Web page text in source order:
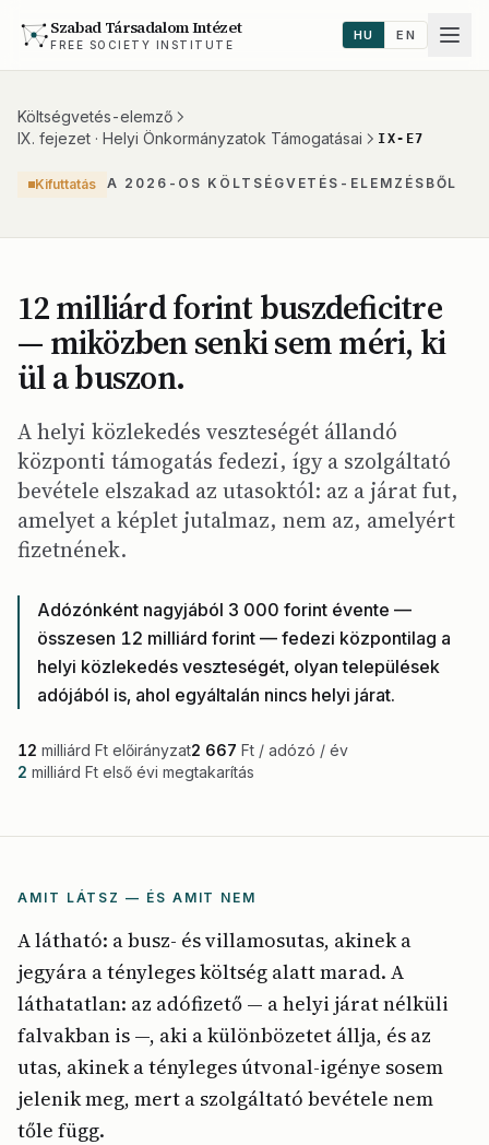
Szabad Társadalom Intézet
FREE SOCIETY INSTITUTE
HU EN
Költségvetés-elemző
IX. fejezet · Helyi Önkormányzatok Támogatásai
IX-E7
Kifuttatás A 2026-OS KÖLTSÉGVETÉS-ELEMZÉSBŐL
12 milliárd forint buszdeficitre
— miközben senki sem méri, ki
ül a buszon.
A helyi közlekedés veszteségét állandó
központi támogatás fedezi, így a szolgáltató
bevétele elszakad az utasoktól: az a járat fut,
amelyet a képlet jutalmaz, nem az, amelyért
fizetnének.
Adózónként nagyjából 3 000 forint évente —
összesen 12 milliárd forint — fedezi központilag a
helyi közlekedés veszteségét, olyan települések
adójából is, ahol egyáltalán nincs helyi járat.
12 milliárd Ft előirányzat2 667 Ft / adózó / év
2 milliárd Ft első évi megtakarítás
AMIT LÁTSZ — ÉS AMIT NEM
A látható: a busz- és villamosutas, akinek a
jegyára a tényleges költség alatt marad. A
láthatatlan: az adófizető — a helyi járat nélküli
falvakban is —, aki a különbözetet állja, és az
utas, akinek a tényleges útvonal-igénye sosem
jelenik meg, mert a szolgáltató bevétele nem
tőle függ.